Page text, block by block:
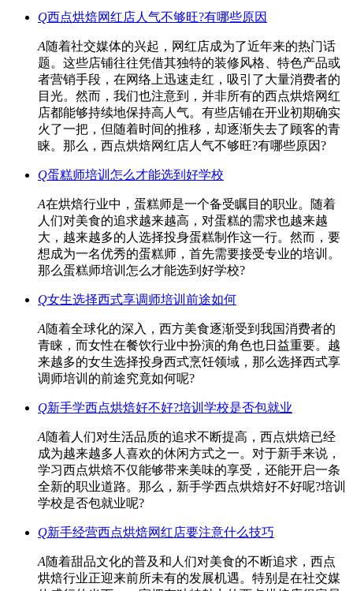
Q西点烘焙网红店人气不够旺?有哪些原因
A随着社交媒体的兴起，网红店成为了近年来的热门话
题。这些店铺往往凭借其独特的装修风格、特色产品或
者营销手段，在网络上迅速走红，吸引了大量消费者的
目光。然而，我们也注意到，并非所有的西点烘焙网红
店都能够持续地保持高人气。有些店铺在开业初期确实
火了一把，但随着时间的推移，却逐渐失去了顾客的青
睐。那么，西点烘焙网红店人气不够旺?有哪些原因?
Q蛋糕师培训怎么才能选到好学校
A在烘焙行业中，蛋糕师是一个备受瞩目的职业。随着
人们对美食的追求越来越高，对蛋糕的需求也越来越
大，越来越多的人选择投身蛋糕制作这一行。然而，要
想成为一名优秀的蛋糕师，首先需要接受专业的培训。
那么蛋糕师培训怎么才能选到好学校?
Q女生选择西式享调师培训前途如何
A随着全球化的深入，西方美食逐渐受到我国消费者的
青睐，而女性在餐饮行业中扮演的角色也日益重要。越
来越多的女生选择投身西式烹饪领域，那么选择西式享
调师培训的前途究竟如何呢?
Q新手学西点烘焙好不好?培训学校是否包就业
A随着人们对生活品质的追求不断提高，西点烘焙已经
成为越来越多人喜欢的休闲方式之一。对于新手来说，
学习西点烘焙不仅能够带来美味的享受，还能开启一条
全新的职业道路。那么，新手学西点烘焙好不好呢?培训
学校是否包就业呢?
Q新手经营西点烘焙网红店要注意什么技巧
A随着甜品文化的普及和人们对美食的不断追求，西点
烘焙行业正迎来前所未有的发展机遇。特别是在社交媒